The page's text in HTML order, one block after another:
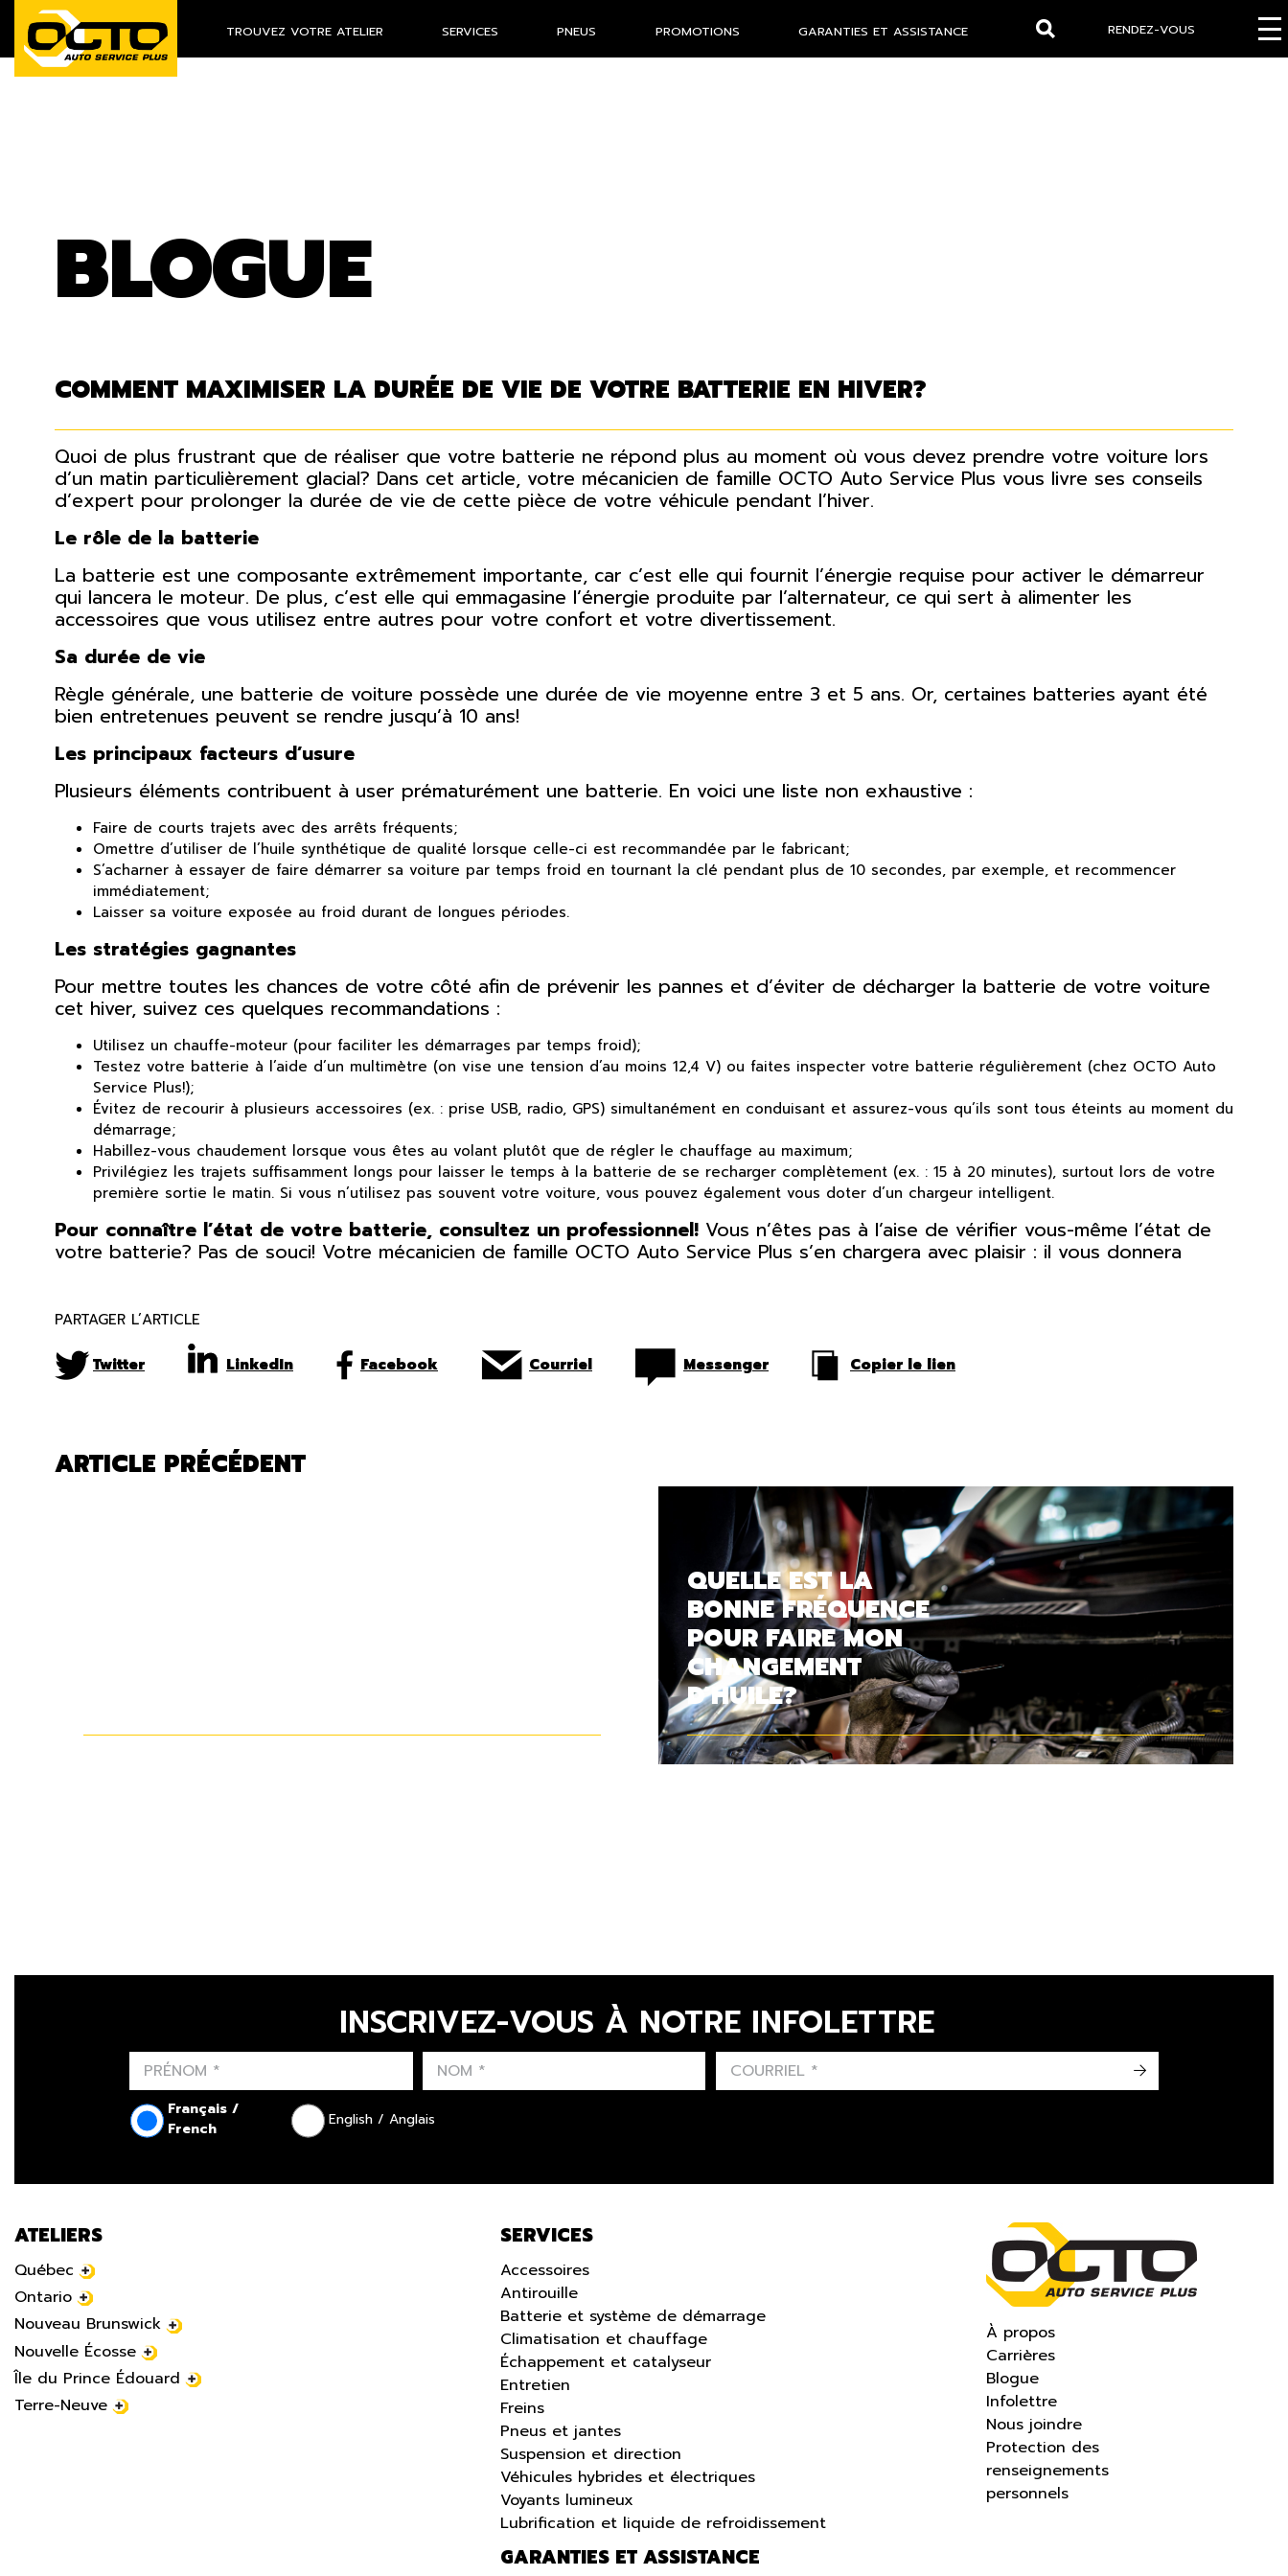
TROUVEZ VOTRE ATELIER SERVICES PNEUS PROMOTIONS GARANTIES ET ASSISTANCE RENDEZ-VOUS
Rechercher
BLOGUE
COMMENT MAXIMISER LA DURÉE DE VIE DE VOTRE BATTERIE EN HIVER?
Quoi de plus frustrant que de réaliser que votre batterie ne répond plus au moment où vous devez prendre votre voiture lors
d’un matin particulièrement glacial? Dans cet article, votre mécanicien de famille OCTO Auto Service Plus vous livre ses conseils
d’expert pour prolonger la durée de vie de cette pièce de votre véhicule pendant l’hiver.
Le rôle de la batterie
La batterie est une composante extrêmement importante, car c’est elle qui fournit l’énergie requise pour activer le démarreur
qui lancera le moteur. De plus, c’est elle qui emmagasine l’énergie produite par l’alternateur, ce qui sert à alimenter les
accessoires que vous utilisez entre autres pour votre confort et votre divertissement.
Sa durée de vie
Règle générale, une batterie de voiture possède une durée de vie moyenne entre 3 et 5 ans. Or, certaines batteries ayant été
bien entretenues peuvent se rendre jusqu’à 10 ans!
Les principaux facteurs d’usure
Plusieurs éléments contribuent à user prématurément une batterie. En voici une liste non exhaustive :
Faire de courts trajets avec des arrêts fréquents;
Omettre d’utiliser de l’huile synthétique de qualité lorsque celle-ci est recommandée par le fabricant;
S’acharner à essayer de faire démarrer sa voiture par temps froid en tournant la clé pendant plus de 10 secondes, par exemple, et recommencer
immédiatement;
Laisser sa voiture exposée au froid durant de longues périodes.
Les stratégies gagnantes
Pour mettre toutes les chances de votre côté afin de prévenir les pannes et d’éviter de décharger la batterie de votre voiture
cet hiver, suivez ces quelques recommandations :
Utilisez un chauffe-moteur (pour faciliter les démarrages par temps froid);
Testez votre batterie à l’aide d’un multimètre (on vise une tension d’au moins 12,4 V) ou faites inspecter votre batterie régulièrement (chez OCTO Auto
Service Plus!);
Évitez de recourir à plusieurs accessoires (ex. : prise USB, radio, GPS) simultanément en conduisant et assurez-vous qu’ils sont tous éteints au moment du
démarrage;
Habillez-vous chaudement lorsque vous êtes au volant plutôt que de régler le chauffage au maximum;
Privilégiez les trajets suffisamment longs pour laisser le temps à la batterie de se recharger complètement (ex. : 15 à 20 minutes), surtout lors de votre
première sortie le matin. Si vous n’utilisez pas souvent votre voiture, vous pouvez également vous doter d’un chargeur intelligent.
Pour connaître l’état de votre batterie, consultez un professionnel! Vous n’êtes pas à l’aise de vérifier vous-même l’état de
votre batterie? Pas de souci! Votre mécanicien de famille OCTO Auto Service Plus s’en chargera avec plaisir : il vous donnera
PARTAGER L’ARTICLE
Twitter LinkedIn Facebook Courriel Messenger Copier le lien
ARTICLE PRÉCÉDENT
QUELLE EST LA
BONNE FRÉQUENCE
POUR FAIRE MON
CHANGEMENT
D’HUILE?
INSCRIVEZ-VOUS À NOTRE INFOLETTRE
Français /
French
English / Anglais
->
ATELIERS
Québec
Ontario
Nouveau Brunswick
Nouvelle Écosse
Île du Prince Édouard
Terre-Neuve
SERVICES
Accessoires
Antirouille
Batterie et système de démarrage
Climatisation et chauffage
Échappement et catalyseur
Entretien
Freins
Pneus et jantes
Suspension et direction
Véhicules hybrides et électriques
Voyants lumineux
Lubrification et liquide de refroidissement
GARANTIES ET ASSISTANCE
À propos
Carrières
Blogue
Infolettre
Nous joindre
Protection des
renseignements
personnels